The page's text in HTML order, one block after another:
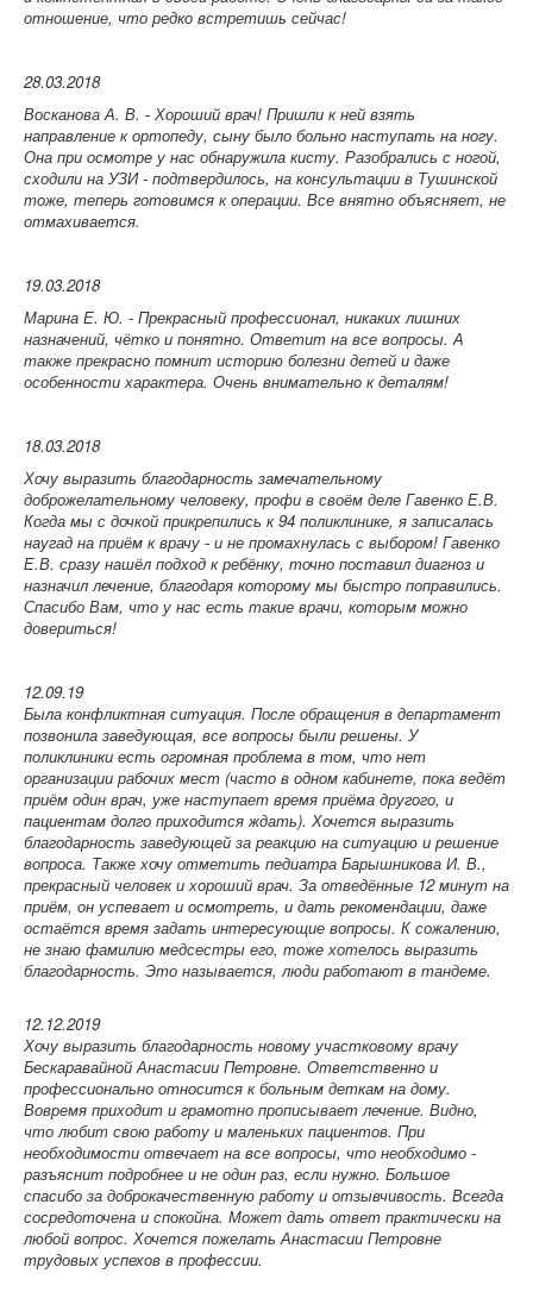
отношение, что редко встретишь сейчас!
28.03.2018
Восканова А. В. - Хороший врач! Пришли к ней взять
направление к ортопеду, сыну было больно наступать на ногу.
Она при осмотре у нас обнаружила кисту. Разобрались с ногой,
сходили на УЗИ - подтвердилось, на консультации в Тушинской
тоже, теперь готовимся к операции. Все внятно объясняет, не
отмахивается.
19.03.2018
Марина Е. Ю. - Прекрасный профессионал, никаких лишних
назначений, чётко и понятно. Ответит на все вопросы. А
также прекрасно помнит историю болезни детей и даже
особенности характера. Очень внимательно к деталям!
18.03.2018
Хочу выразить благодарность замечательному
доброжелательному человеку, профи в своём деле Гавенко Е.В.
Когда мы с дочкой прикрепились к 94 поликлинике, я записалась
наугад на приём к врачу - и не промахнулась с выбором! Гавенко
Е.В. сразу нашёл подход к ребёнку, точно поставил диагноз и
назначил лечение, благодаря которому мы быстро поправились.
Спасибо Вам, что у нас есть такие врачи, которым можно
довериться!
12.09.19
Была конфликтная ситуация. После обращения в департамент
позвонила заведующая, все вопросы были решены. У
поликлиники есть огромная проблема в том, что нет
организации рабочих мест (часто в одном кабинете, пока ведёт
приём один врач, уже наступает время приёма другого, и
пациентам долго приходится ждать). Хочется выразить
благодарность заведующей за реакцию на ситуацию и решение
вопроса. Также хочу отметить педиатра Барышникова И. В.,
прекрасный человек и хороший врач. За отведённые 12 минут на
приём, он успевает и осмотреть, и дать рекомендации, даже
остаётся время задать интересующие вопросы. К сожалению,
не знаю фамилию медсестры его, тоже хотелось выразить
благодарность. Это называется, люди работают в тандеме.
12.12.2019
Хочу выразить благодарность новому участковому врачу
Бескаравайной Анастасии Петровне. Ответственно и
профессионально относится к больным деткам на дому.
Вовремя приходит и грамотно прописывает лечение. Видно,
что любит свою работу и маленьких пациентов. При
необходимости отвечает на все вопросы, что необходимо -
разъяснит подробнее и не один раз, если нужно. Большое
спасибо за доброкачественную работу и отзывчивость. Всегда
сосредоточена и спокойна. Может дать ответ практически на
любой вопрос. Хочется пожелать Анастасии Петровне
трудовых успехов в профессии.